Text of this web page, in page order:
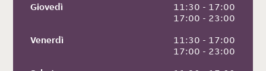
Giovedì
11:30 - 17:00
17:00 - 23:00
Venerdì
11:30 - 17:00
17:00 - 23:00